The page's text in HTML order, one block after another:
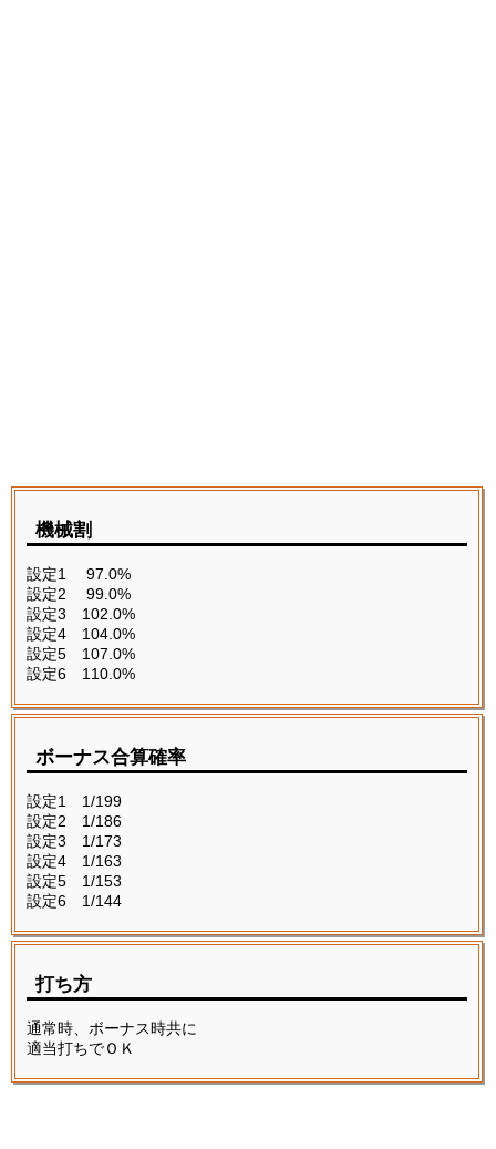
機械割
設定1 97.0%
設定2 99.0%
設定3 102.0%
設定4 104.0%
設定5 107.0%
設定6 110.0%
ボーナス合算確率
設定1 1/199
設定2 1/186
設定3 1/173
設定4 1/163
設定5 1/153
設定6 1/144
打ち方
通常時、ボーナス時共に
適当打ちでＯＫ